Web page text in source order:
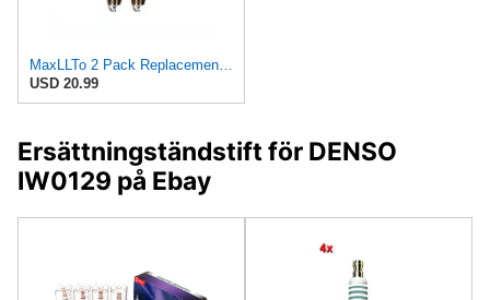
MaxLLTo 2 Pack Replacement 5035 Standard U-Groove Spark Plug for Denso Auto T20PR-U for NGK 2623
USD 20.99
Ersättningständstift för DENSO
IW0129 på Ebay